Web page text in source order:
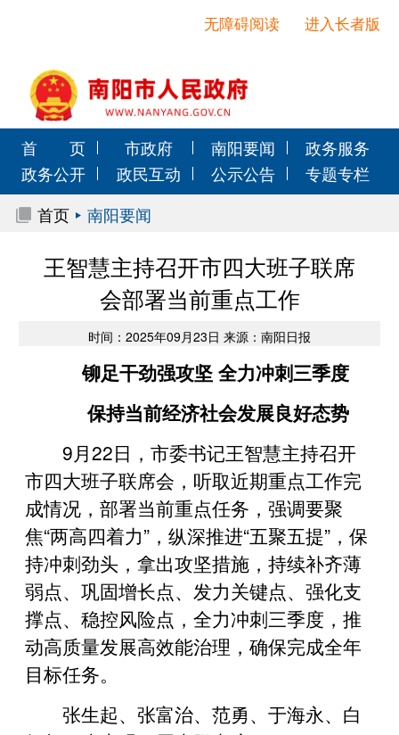
进入长者版
无障碍阅读
首 页 市政府 南阳要闻
政务服务
政务公开
政民互动 公示公告
专题专栏
首页
南阳要闻
王智慧主持召开市四大班子联席
会部署当前重点工作
时间：2025年09月23日 来源：南阳日报
铆足干劲强攻坚 全力冲刺三季度
保持当前经济社会发展良好态势
9月22日，市委书记王智慧主持召开
市四大班子联席会，听取近期重点工作完
成情况，部署当前重点任务，强调要聚
焦“两高四着力”，纵深推进“五聚五提”，保
持冲刺劲头，拿出攻坚措施，持续补齐薄
弱点、巩固增长点、发力关键点、强化支
撑点、稳控风险点，全力冲刺三季度，推
动高质量发展高效能治理，确保完成全年
目标任务。
张生起、张富治、范勇、于海永、白